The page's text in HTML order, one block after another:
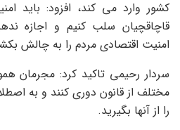
کشور وارد می کند، افزود: باید
قاچاقچیان سلب کنیم و اجازه
امنیت اقتصادی مردم را به چالش
سردار رحیمی تاکید کرد: مجرمان
مختلف از قانون دوری کنند و به
را از آنها بگیرید.